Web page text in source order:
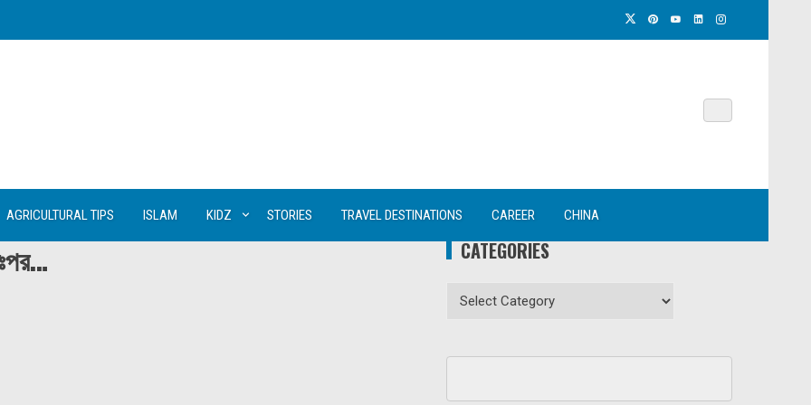
AGRICULTURAL TIPS ISLAM KIDZ STORIES TRAVEL DESTINATIONS CAREER CHINA
CATEGORIES
Categories